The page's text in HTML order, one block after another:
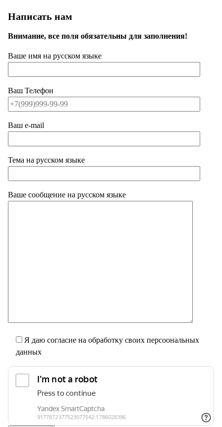
Написать нам
Внимание, все поля обязательны для заполнения!
Ваше имя на русском языке
Ваш Телефон
Ваш e-mail
Тема на русском языке
Ваше сообщение на русском языке
Я даю согласие на обработку своих персоональных
данных